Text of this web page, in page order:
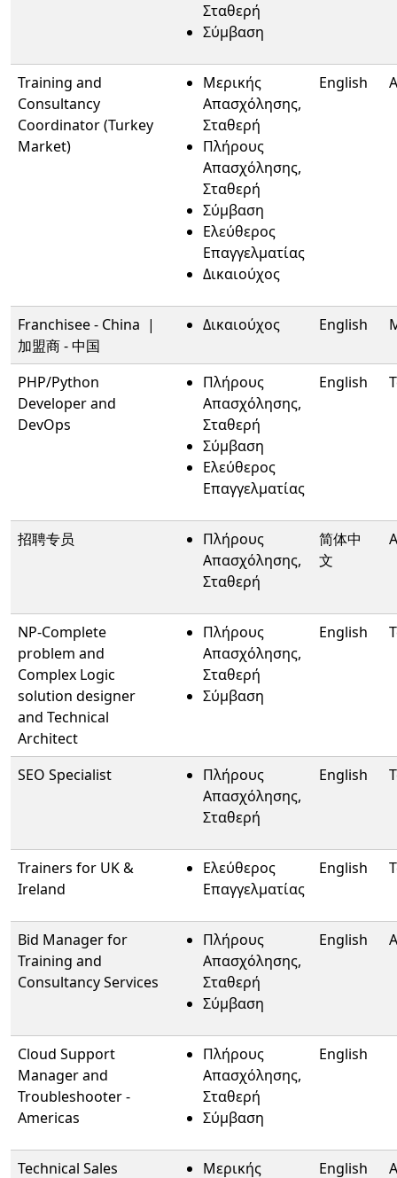
Σταθερή
Σύμβαση
Training and
Consultancy
Coordinator (Turkey
Market)
Μερικής
Απασχόλησης,
Σταθερή
Πλήρους
Απασχόλησης,
Σταθερή
Σύμβαση
Ελεύθερος
Επαγγελματίας
Δικαιούχος
English
Franchisee - China |
加盟商 - 中国
Δικαιούχος English
PHP/Python
Developer and
DevOps
Πλήρους
Απασχόλησης,
Σταθερή
Σύμβαση
Ελεύθερος
Επαγγελματίας
English
招聘专员
Πλήρους
Απασχόλησης,
Σταθερή
简体中
文
NP-Complete
problem and
Complex Logic
solution designer
and Technical
Architect
Πλήρους
Απασχόλησης,
Σταθερή
Σύμβαση
English
SEO Specialist
Πλήρους
Απασχόλησης,
Σταθερή
English
Trainers for UK &
Ireland
Ελεύθερος
Επαγγελματίας
English
Bid Manager for
Training and
Consultancy Services
Πλήρους
Απασχόλησης,
Σταθερή
Σύμβαση
English
Cloud Support
Manager and
Troubleshooter -
Americas
Πλήρους
Απασχόλησης,
Σταθερή
Σύμβαση
English
Technical Sales
Μερικής
English